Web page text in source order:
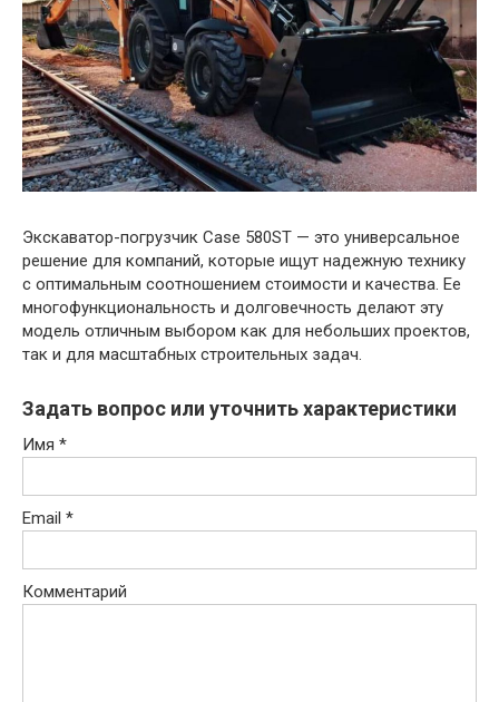
Экскаватор-погрузчик Case 580ST — это универсальное
решение для компаний, которые ищут надежную технику
с оптимальным соотношением стоимости и качества. Ее
многофункциональность и долговечность делают эту
модель отличным выбором как для небольших проектов,
так и для масштабных строительных задач.
Задать вопрос или уточнить характеристики
Имя *
Email *
Комментарий